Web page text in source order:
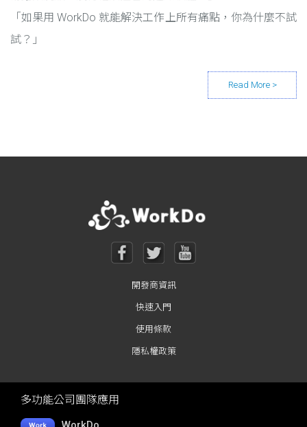
「如果用 WorkDo 就能解決工作上所有痛點，你為什麼不試
試？」
Posts navigation
開發商資訊
快速入門
使用條款
隱私權政策
多功能公司團隊應用